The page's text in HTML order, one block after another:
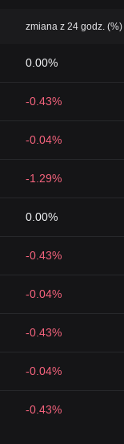
zmiana z 24 godz. (%)
0.00%
-0.43%
-0.04%
-1.29%
0.00%
-0.43%
-0.04%
-0.43%
-0.04%
-0.43%